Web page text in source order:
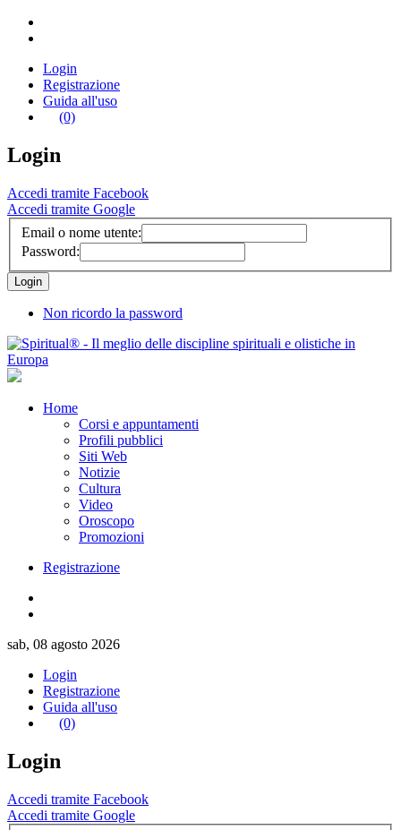
Login
Registrazione
Guida all'uso
(0)
Login
Accedi tramite Facebook
Accedi tramite Google
Email o nome utente:
Password:
Non ricordo la password
Home
Corsi e appuntamenti
Profili pubblici
Siti Web
Notizie
Cultura
Video
Oroscopo
Promozioni
Registrazione
sab, 08 agosto 2026
Login
Registrazione
Guida all'uso
(0)
Login
Accedi tramite Facebook
Accedi tramite Google